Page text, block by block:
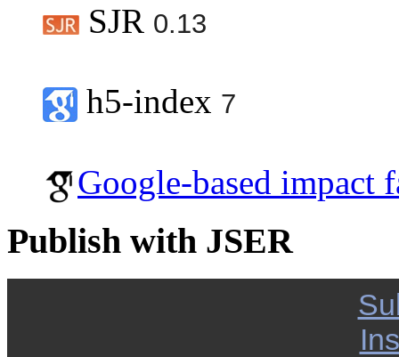
SJR 0.13
h5-index 7
Google-based impact
Publish with JSER